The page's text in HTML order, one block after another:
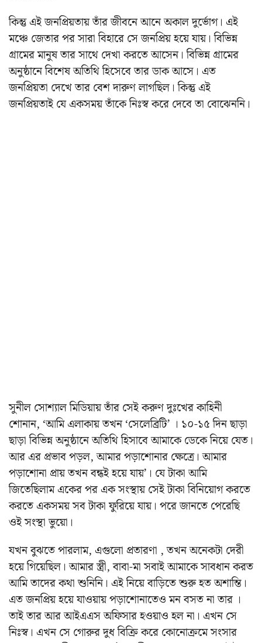
কিন্তু এই জনপ্রিয়তায় তাঁর জীবনে আনে অকাল দুর্ভোগ। এই
মঞ্চে জেতার পর সারা বিহারে সে জনপ্রিয় হয়ে যায়। বিভিন্ন
গ্রামের মানুষ তার সাথে দেখা করতে আসেন। বিভিন্ন গ্রামের
অনুষ্ঠানে বিশেষ অতিথি হিসেবে তার ডাক আসে। এত
জনপ্রিয়তা দেখে তার বেশ দারুণ লাগছিল। কিন্তু এই
জনপ্রিয়তাই যে একসময় তাঁকে নিঃস্ব করে দেবে তা বোঝেননি।
সুনীল সোশ্যাল মিডিয়ায় তাঁর সেই করুণ দুঃখের কাহিনী
শোনান, ‘আমি এলাকায় তখন ‘সেলেব্রিটি’ । ১০-১৫ দিন ছাড়া
ছাড়া বিভিন্ন অনুষ্ঠানে অতিথি হিসাবে আমাকে ডেকে নিয়ে যেত।
আর এর প্রভাব পড়ল, আমার পড়াশোনার ক্ষেত্রে। আমার
পড়াশোনা প্রায় তখন বন্ধই হয়ে যায়’। যে টাকা আমি
জিতেছিলাম একের পর এক সংস্থায় সেই টাকা বিনিয়োগ করতে
করতে একসময় সব টাকা ফুরিয়ে যায়। পরে জানতে পেরেছি
ওই সংস্থা ভুয়ো।
যখন বুঝতে পারলাম, এগুলো প্রতারণা , তখন অনেকটা দেরী
হয়ে গিয়েছিল। আমার স্ত্রী, বাবা-মা সবাই আমাকে সাবধান করত
আমি তাদের কথা শুনিনি। এই নিয়ে বাড়িতে শুরু হত অশান্তি।
এত জনপ্রিয় হয়ে যাওয়ায় পড়াশোনাতেও মন বসত না তার ।
তাই তার আর আইএএস অফিসার হওয়াও হল না। এখন সে
নিঃস্ব। এখন সে গোরুর দুধ বিক্রি করে কোনোক্রমে সংসার